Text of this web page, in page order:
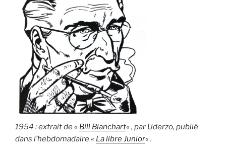
1954 : extrait de « Bill Blanchart« , par Uderzo, publié
dans l’hebdomadaire « La libre Junior« .